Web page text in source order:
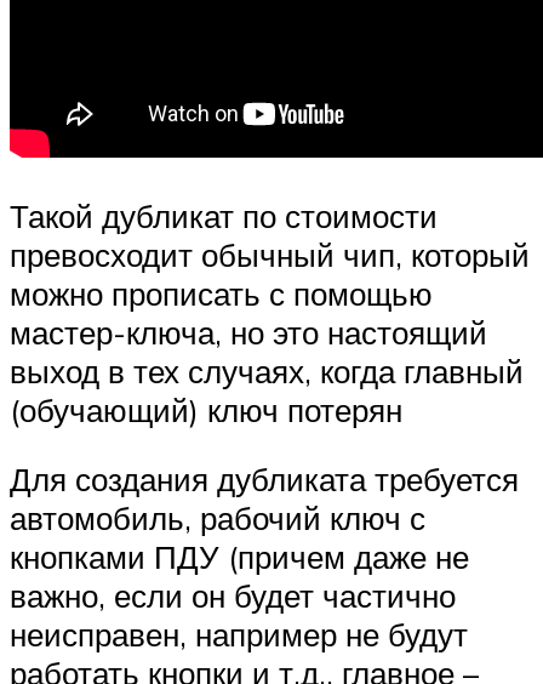
Такой дубликат по стоимости
превосходит обычный чип, который
можно прописать с помощью
мастер-ключа, но это настоящий
выход в тех случаях, когда главный
(обучающий) ключ потерян
Для создания дубликата требуется
автомобиль, рабочий ключ с
кнопками ПДУ (причем даже не
важно, если он будет частично
неисправен, например не будут
работать кнопки и т.д., главное –